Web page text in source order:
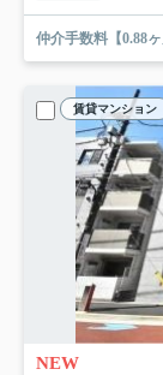
仲介手数料【0.88
賃貸マンション
NEW